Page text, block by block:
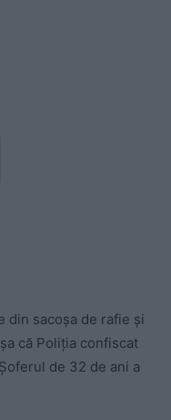
din sacoșa de rafie și
că Poliția confiscat
de 32 de ani a